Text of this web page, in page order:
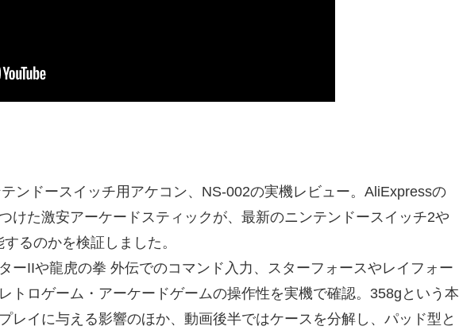
ンドースイッチ用アケコン、NS-002の実機レビュー。AliExpressの
けた激安アーケードスティックが、最新のニンテンドースイッチ2や
るのかを検証しました。
ーIIや龍虎の拳 外伝でのコマンド入力、スターフォースやレイフォー
トロゲーム・アーケードゲームの操作性を実機で確認。358gという本
レイに与える影響のほか、動画後半ではケースを分解し、パッド型と